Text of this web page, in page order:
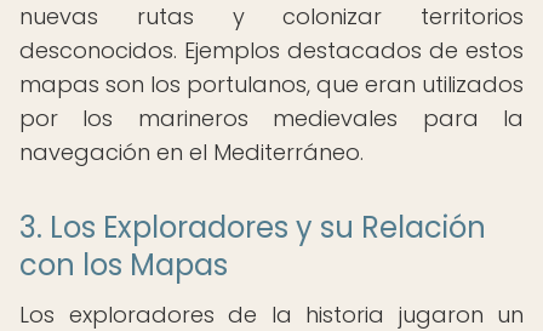
nuevas rutas y colonizar territorios
desconocidos. Ejemplos destacados de estos
mapas son los portulanos, que eran utilizados
por los marineros medievales para la
navegación en el Mediterráneo.
3. Los Exploradores y su Relación
con los Mapas
Los exploradores de la historia jugaron un